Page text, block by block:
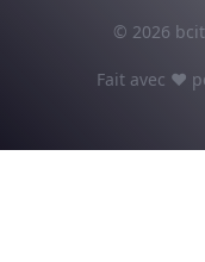
© 2026
Fait avec ♥